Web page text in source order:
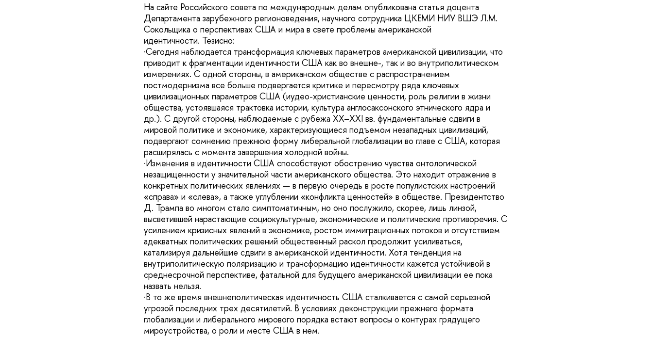
На сайте Российского совета по международным делам опубликована статья доцента
Департамента зарубежного регионоведения, научного сотрудника ЦКЕМИ НИУ ВШЭ Л.М.
Сокольщика о перспективах США и мира в свете проблемы американской
идентичности. Тезисно:
·Сегодня наблюдается трансформация ключевых параметров американской цивилизации, что
приводит к фрагментации идентичности США как во внешне-, так и во внутриполитическом
измерениях. С одной стороны, в американском обществе с распространением
постмодернизма все больше подвергается критике и пересмотру ряда ключевых
цивилизационных параметров США (иудео-христианские ценности, роль религии в жизни
общества, устоявшаяся трактовка истории, культура англосаксонского этнического ядра и
др.). С другой стороны, наблюдаемые с рубежа XX–XXI вв. фундаментальные сдвиги в
мировой политике и экономике, характеризующиеся подъемом незападных цивилизаций,
подвергают сомнению прежнюю форму либеральной глобализации во главе с США, которая
расширялась с момента завершения холодной войны.
·Изменения в идентичности США способствуют обострению чувства онтологической
незащищенности у значительной части американского общества. Это находит отражение в
конкретных политических явлениях — в первую очередь в росте популистских настроений
«справа» и «слева», а также углублении «конфликта ценностей» в обществе. Президентство
Д. Трампа во многом стало симптоматичным, но оно послужило, скорее, лишь линзой,
высветившей нарастающие социокультурные, экономические и политические противоречия. С
усилением кризисных явлений в экономике, ростом иммиграционных потоков и отсутствием
адекватных политических решений общественный раскол продолжит усиливаться,
катализируя дальнейшие сдвиги в американской идентичности. Хотя тенденция на
внутриполитическую поляризацию и трансформацию идентичности кажется устойчивой в
среднесрочной перспективе, фатальной для будущего американской цивилизации ее пока
назвать нельзя.
·В то же время внешнеполитическая идентичность США сталкивается с самой серьезной
угрозой последних трех десятилетий. В условиях деконструкции прежнего формата
глобализации и либерального мирового порядка встают вопросы о контурах грядущего
мироустройства, о роли и месте США в нем.